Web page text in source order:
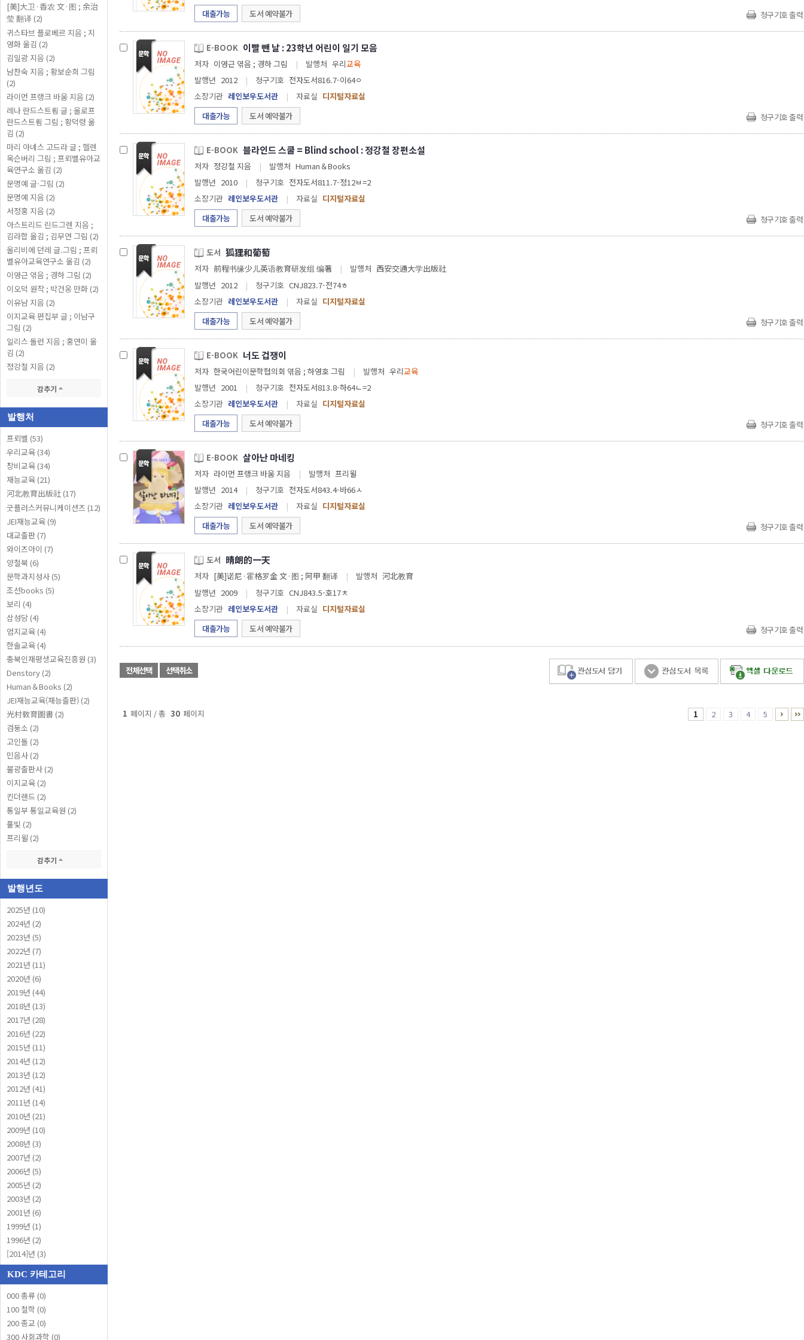
[美]大卫·香农 文·图 ; 余治
莹 翻译 (2)
귀스타브 플로베르 지음 ; 지
영화 옮김 (2)
김일광 지음 (2)
남찬숙 지음 ; 황보순희 그림
(2)
라이먼 프랭크 바움 지음 (2)
레나 란드스트룀 글 ; 올로프
란드스트룀 그림 ; 황덕령 옮
김 (2)
마리 아녜스 고드라 글 ; 헬렌
옥슨버리 그림 ; 프뢰벨유아교
육연구소 옮김 (2)
문명예 글·그림 (2)
문명예 지음 (2)
서정홍 지음 (2)
아스트리드 린드그렌 지음 ;
김라합 옮김 ; 김무연 그림 (2)
올리비에 던레 글.그림 ; 프뢰
벨유아교육연구소 옮김 (2)
이영근 엮음 ; 경하 그림 (2)
이오덕 원작 ; 박건웅 만화 (2)
이유남 지음 (2)
이지교육 편집부 글 ; 이남구
그림 (2)
일리스 돌런 지음 ; 홍연미 옮
김 (2)
정강철 지음 (2)
감추기
발행처
프뢰벨 (53)
우리교육 (34)
창비교육 (34)
재능교육 (21)
河北教育出版社 (17)
굿플러스커뮤니케이션즈 (12)
JEI재능교육 (9)
대교출판 (7)
와이즈아이 (7)
양철북 (6)
문학과지성사 (5)
조선books (5)
보리 (4)
삼성당 (4)
엄지교육 (4)
한솔교육 (4)
충북인재평생교육진흥원 (3)
Denstory (2)
Human＆Books (2)
JEI재능교육(재능출판) (2)
光村敎育圖書 (2)
검둥소 (2)
고인돌 (2)
민음사 (2)
불광출판사 (2)
이지교육 (2)
킨더랜드 (2)
통일부 통일교육원 (2)
풀빛 (2)
프리윌 (2)
감추기
발행년도
2025년 (10)
2024년 (2)
2023년 (5)
2022년 (7)
2021년 (11)
2020년 (6)
2019년 (44)
2018년 (13)
2017년 (28)
2016년 (22)
2015년 (11)
2014년 (12)
2013년 (12)
2012년 (41)
2011년 (14)
2010년 (21)
2009년 (10)
2008년 (3)
2007년 (2)
2006년 (5)
2005년 (2)
2003년 (2)
2001년 (6)
1999년 (1)
1996년 (2)
[2014]년 (3)
KDC 카테고리
000 총류 (0)
100 철학 (0)
200 종교 (0)
300 사회과학 (0)
대출가능
도서 예약불가 청구기호 출력
E-BOOK 이빨 뺀 날 : 23학년 어린이 일기 모음
저자 이영근 엮음 ; 경하 그림 | 발행처 우리교육
발행년 2012 | 청구기호 전자도서816.7-이64ㅇ
소장기관 레인보우도서관 | 자료실 디지털자료실
대출가능
도서 예약불가 청구기호 출력
E-BOOK 블라인드 스쿨 = Blind school : 정강철 장편소설
저자 정강철 지음 | 발행처 Human＆Books
발행년 2010 | 청구기호 전자도서811.7-정12ㅂ=2
소장기관 레인보우도서관 | 자료실 디지털자료실
대출가능
도서 예약불가 청구기호 출력
도서 狐狸和葡萄
저자 前程书缘少儿英语教育研发组 编著 | 발행처 西安交通大学出版社
발행년 2012 | 청구기호 CNJ823.7-전74ㅎ
소장기관 레인보우도서관 | 자료실 디지털자료실
대출가능
도서 예약불가 청구기호 출력
E-BOOK 너도 겁쟁이
저자 한국어린이문학협의회 엮음 ; 하영호 그림 | 발행처 우리교육
발행년 2001 | 청구기호 전자도서813.8-하64ㄴ=2
소장기관 레인보우도서관 | 자료실 디지털자료실
대출가능
도서 예약불가 청구기호 출력
E-BOOK 살아난 마네킹
저자 라이먼 프랭크 바움 지음 | 발행처 프리윌
발행년 2014 | 청구기호 전자도서843.4-바66ㅅ
소장기관 레인보우도서관 | 자료실 디지털자료실
대출가능
도서 예약불가 청구기호 출력
도서 晴朗的一天
저자 [美]诺尼·霍格罗金 文·图 ; 阿甲 翻译 | 발행처 河北教育
발행년 2009 | 청구기호 CNJ843.5-호17ㅊ
소장기관 레인보우도서관 | 자료실 디지털자료실
대출가능
도서 예약불가 청구기호 출력
전체선택 선택취소
1 페이지 / 총 30 페이지 1 2 3 4 5